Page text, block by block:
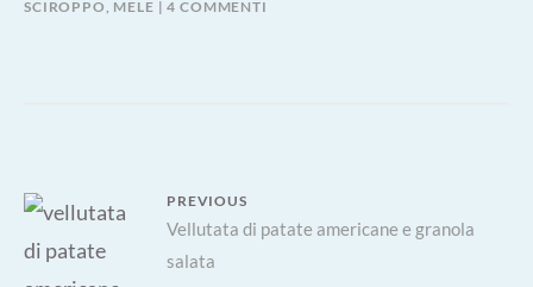
SCIROPPO, MELE 4 COMMENTI
Navigazione
articoli
PREVIOUS
post:
Vellutata di patate americane e granola
salata